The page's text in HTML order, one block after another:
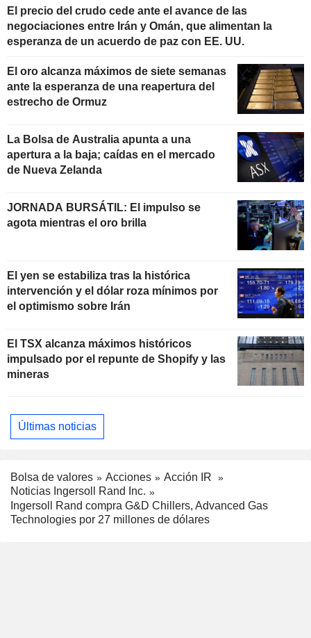
El precio del crudo cede ante el avance de las
negociaciones entre Irán y Omán, que alimentan la
esperanza de un acuerdo de paz con EE. UU.
El oro alcanza máximos de siete semanas
ante la esperanza de una reapertura del
estrecho de Ormuz
La Bolsa de Australia apunta a una
apertura a la baja; caídas en el mercado
de Nueva Zelanda
JORNADA BURSÁTIL: El impulso se
agota mientras el oro brilla
El yen se estabiliza tras la histórica
intervención y el dólar roza mínimos por
el optimismo sobre Irán
El TSX alcanza máximos históricos
impulsado por el repunte de Shopify y las
mineras
Últimas noticias
Bolsa de valores Acciones
Acción IR
Noticias Ingersoll Rand Inc.
Ingersoll Rand compra G&D Chillers, Advanced Gas
Technologies por 27 millones de dólares